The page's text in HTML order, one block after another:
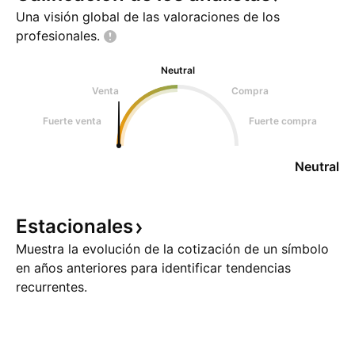
Una visión global de las valoraciones de los
profesionales.
Neutral
Venta
Compra
Fuerte venta Fuerte compra
Neutral
Estacionales
Muestra la evolución de la cotización de un símbolo
en años anteriores para identificar tendencias
recurrentes.